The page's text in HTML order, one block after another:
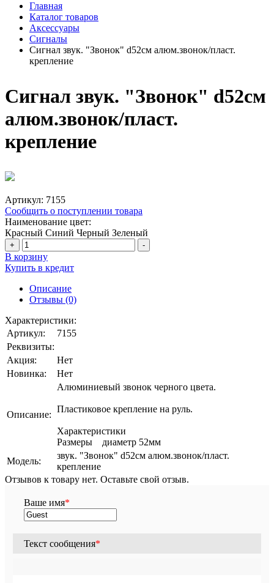
Главная
Каталог товаров
Аксессуары
Сигналы
Сигнал звук. "Звонок" d52см алюм.звонок/пласт.
крепление
Сигнал звук. "Звонок" d52см
алюм.звонок/пласт.
крепление
Артикул: 7155
Сообщить о поступлении товара
Наименование цвет:
Красный Синий Черный Зеленый
+ -
В корзину
Купить в кредит
Описание
Отзывы (0)
Характеристики:
Артикул:
7155
Реквизиты:
Акция:
Нет
Новинка:
Нет
Описание:
Алюминиевый звонок черного цвета.
Пластиковое крепление на руль.
Характеристики
Размеры диаметр 52мм
Модель:
звук. "Звонок" d52см алюм.звонок/пласт.
крепление
Отзывов к товару нет. Оставьте свой отзыв.
Ваше имя*
Текст сообщения*